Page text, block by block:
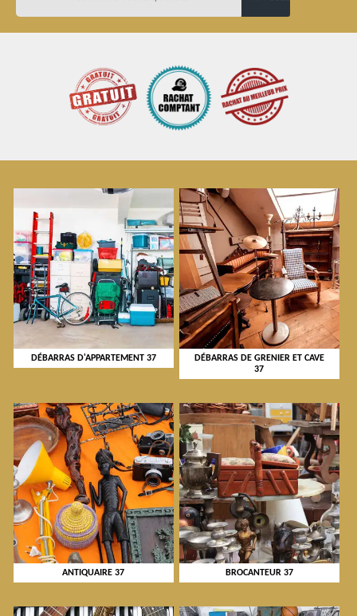
DÉBARRAS D'APPARTEMENT 37
DÉBARRAS DE GRENIER ET CAVE
37
ANTIQUAIRE 37 BROCANTEUR 37